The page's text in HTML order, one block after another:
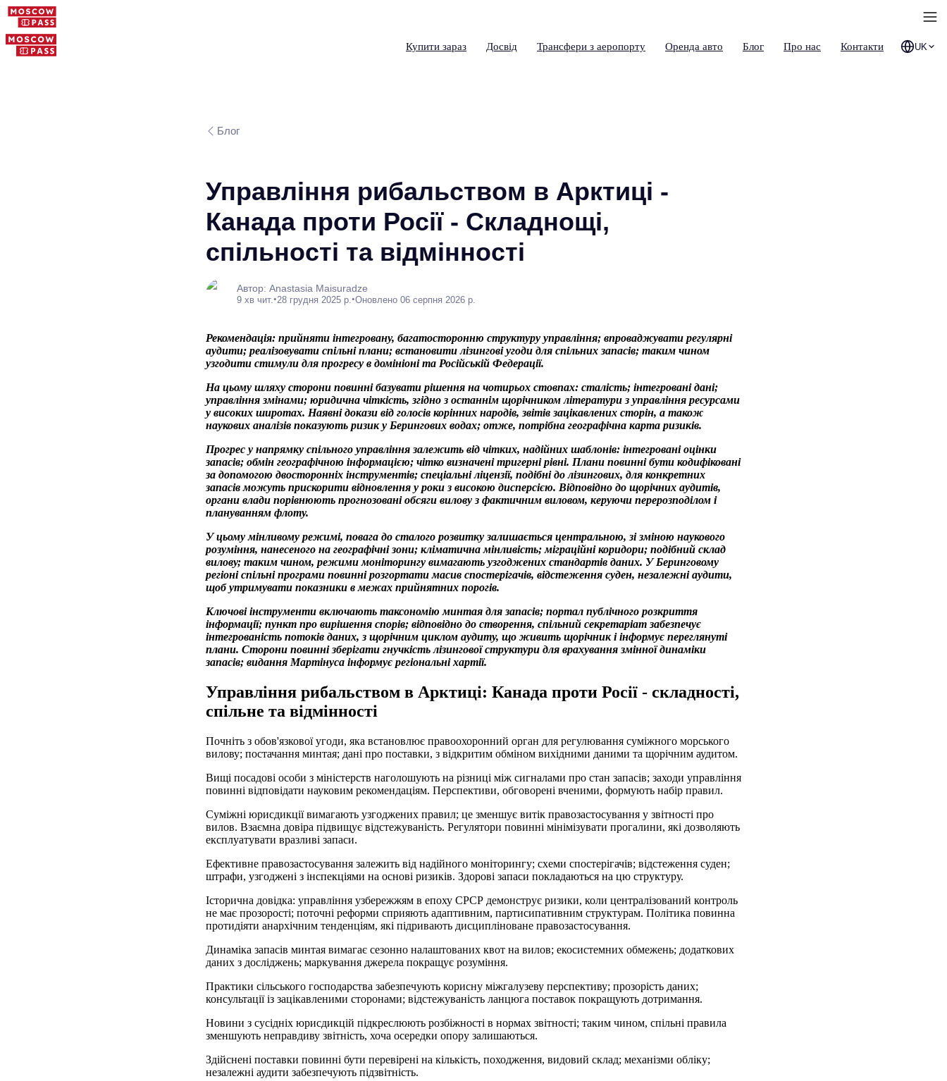
Купити зараз Досвід Трансфери з аеропорту Оренда авто Блог Про нас Контакти UK
Блог
Управління рибальством в Арктиці -
Канада проти Росії - Складнощі,
спільності та відмінності
Автор: Anastasia Maisuradze
9 хв чит. •28 грудня 2025 р. •Оновлено 06 серпня 2026 р.
Рекомендація: прийняти інтегровану, багатосторонню структуру управління; впроваджувати регулярні
аудити; реалізовувати спільні плани; встановити лізингові угоди для спільних запасів; таким чином
узгодити стимули для прогресу в домініоні та Російській Федерації.
На цьому шляху сторони повинні базувати рішення на чотирьох стовпах: сталість; інтегровані дані;
управління змінами; юридична чіткість, згідно з останнім щорічником літератури з управління ресурсами
у високих широтах. Наявні докази від голосів корінних народів, звітів зацікавлених сторін, а також
наукових аналізів показують ризик у Берингових водах; отже, потрібна географічна карта ризиків.
Прогрес у напрямку спільного управління залежить від чітких, надійних шаблонів: інтегровані оцінки
запасів; обмін географічною інформацією; чітко визначені тригерні рівні. Плани повинні бути кодифіковані
за допомогою двосторонніх інструментів; спеціальні ліцензії, подібні до лізингових, для конкретних
запасів можуть прискорити відновлення у роки з високою дисперсією. Відповідно до щорічних аудитів,
органи влади порівнюють прогнозовані обсяги вилову з фактичним виловом, керуючи перерозподілом і
плануванням флоту.
У цьому мінливому режимі, повага до сталого розвитку залишається центральною, зі зміною наукового
розуміння, нанесеного на географічні зони; кліматична мінливість; міграційні коридори; подібний склад
вилову; таким чином, режими моніторингу вимагають узгоджених стандартів даних. У Беринговому
регіоні спільні програми повинні розгортати масив спостерігачів, відстеження суден, незалежні аудити,
щоб утримувати показники в межах прийнятних порогів.
Ключові інструменти включають таксономію минтая для запасів; портал публічного розкриття
інформації; пункт про вирішення спорів; відповідно до створення, спільний секретаріат забезпечує
інтегрованість потоків даних, з щорічним циклом аудиту, що живить щорічник і інформує переглянуті
плани. Сторони повинні зберігати гнучкість лізингової структури для врахування змінної динаміки
запасів; видання Мартінуса інформує регіональні хартії.
Управління рибальством в Арктиці: Канада проти Росії - складності,
спільне та відмінності
Почніть з обов'язкової угоди, яка встановлює правоохоронний орган для регулювання суміжного морського
вилову; постачання минтая; дані про поставки, з відкритим обміном вихідними даними та щорічним аудитом.
Вищі посадові особи з міністерств наголошують на різниці між сигналами про стан запасів; заходи управління
повинні відповідати науковим рекомендаціям. Перспективи, обговорені вченими, формують набір правил.
Суміжні юрисдикції вимагають узгоджених правил; це зменшує витік правозастосування у звітності про
вилов. Взаємна довіра підвищує відстежуваність. Регулятори повинні мінімізувати прогалини, які дозволяють
експлуатувати вразливі запаси.
Ефективне правозастосування залежить від надійного моніторингу; схеми спостерігачів; відстеження суден;
штрафи, узгоджені з інспекціями на основі ризиків. Здорові запаси покладаються на цю структуру.
Історична довідка: управління узбережжям в епоху СРСР демонструє ризики, коли централізований контроль
не має прозорості; поточні реформи сприяють адаптивним, партисипативним структурам. Політика повинна
протидіяти анархічним тенденціям, які підривають дисципліноване правозастосування.
Динаміка запасів минтая вимагає сезонно налаштованих квот на вилов; екосистемних обмежень; додаткових
даних з досліджень; маркування джерела покращує розуміння.
Практики сільського господарства забезпечують корисну міжгалузеву перспективу; прозорість даних;
консультації із зацікавленими сторонами; відстежуваність ланцюга поставок покращують дотримання.
Новини з сусідніх юрисдикцій підкреслюють розбіжності в нормах звітності; таким чином, спільні правила
зменшують неправдиву звітність, хоча осередки опору залишаються.
Здійснені поставки повинні бути перевірені на кількість, походження, видовий склад; механізми обліку;
незалежні аудити забезпечують підзвітність.